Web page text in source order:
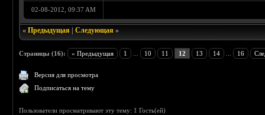
02-08-2012, 09:37 AM
«Предыдущая |Следующая »
Страницы (16): « Предыдущая 1 10 11 12 13 14 16
Версия для просмотра
Подписаться на тему
Пользователи просматривают эту тему: 1 Гость(ей)